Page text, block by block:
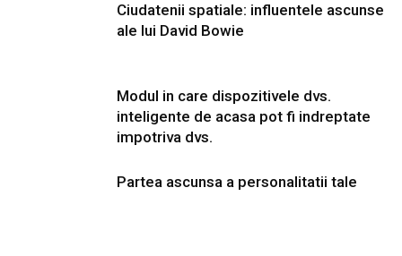
Ciudatenii spatiale: influentele ascunse
ale lui David Bowie
Modul in care dispozitivele dvs.
inteligente de acasa pot fi indreptate
impotriva dvs.
Partea ascunsa a personalitatii tale